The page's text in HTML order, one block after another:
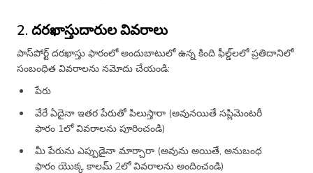
2. దరఖాస్తుదారుల వివరాలు
పాస్‌పోర్ట్ దరఖాస్తు ఫారంలో అందుబాటులో ఉన్న కింది ఫీల్డ్‌లలో ప్రతిదానిలో
సంబంధిత వివరాలను నమోదు చేయండి:
పేరు
వేరే ఏదైనా ఇతర పేరుతో పిలుస్తారా (అవునయితే సప్లిమెంటరీ
ఫారం 1లో వివరాలను పూరించండి)
మీ పేరును ఎప్పుడైనా మార్చారా (అవును అయితే, అనుబంధ
ఫారం యొక్క కాలమ్ 2లో వివరాలను అందించండి)